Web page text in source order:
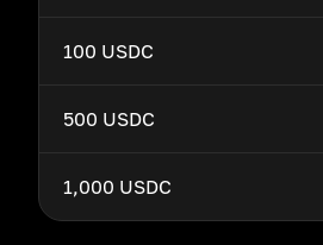
100 USDC
500 USDC
1,000 USDC